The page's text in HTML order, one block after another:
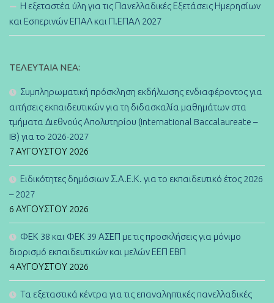
Η εξεταστέα ύλη για τις Πανελλαδικές Εξετάσεις Ημερησίων
και Εσπερινών ΕΠΑΛ και Π.ΕΠΑΛ 2027
ΤΕΛΕΥΤΑΊΑ ΝΈΑ:
Συμπληρωματική πρόσκληση εκδήλωσης ενδιαφέροντος για
αιτήσεις εκπαιδευτικών για τη διδασκαλία μαθημάτων στα
τμήματα Διεθνούς Απολυτηρίου (International Baccalaureate –
IB) για το 2026-2027
7 ΑΥΓΟΎΣΤΟΥ 2026
Ειδικότητες δημόσιων Σ.Α.Ε.Κ. για το εκπαιδευτικό έτος 2026
– 2027
6 ΑΥΓΟΎΣΤΟΥ 2026
ΦΕΚ 38 και ΦΕΚ 39 ΑΣΕΠ με τις προσκλήσεις για μόνιμο
διορισμό εκπαιδευτικών και μελών ΕΕΠ ΕΒΠ
4 ΑΥΓΟΎΣΤΟΥ 2026
Τα εξεταστικά κέντρα για τις επαναληπτικές πανελλαδικές